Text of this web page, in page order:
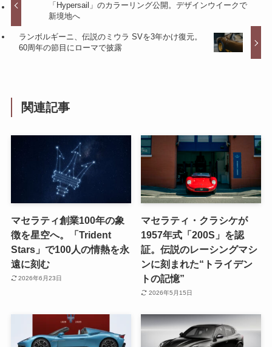
「Hypersail」のカラーリング公開。デザインウイークで
新境地へ
ランボルギーニ、伝説のミウラ SVを3年かけ復元。
60周年の節目にローマで披露
関連記事
マセラティ創業100年の象
徴を星空へ。「Trident
Stars」で100人の情熱を永
遠に刻む
2026年6月23日
マセラティ・クラシケが
1957年式「200S」を認
証。伝説のレーシングマシ
ンに刻まれた“トライデン
トの記憶”
2026年5月15日